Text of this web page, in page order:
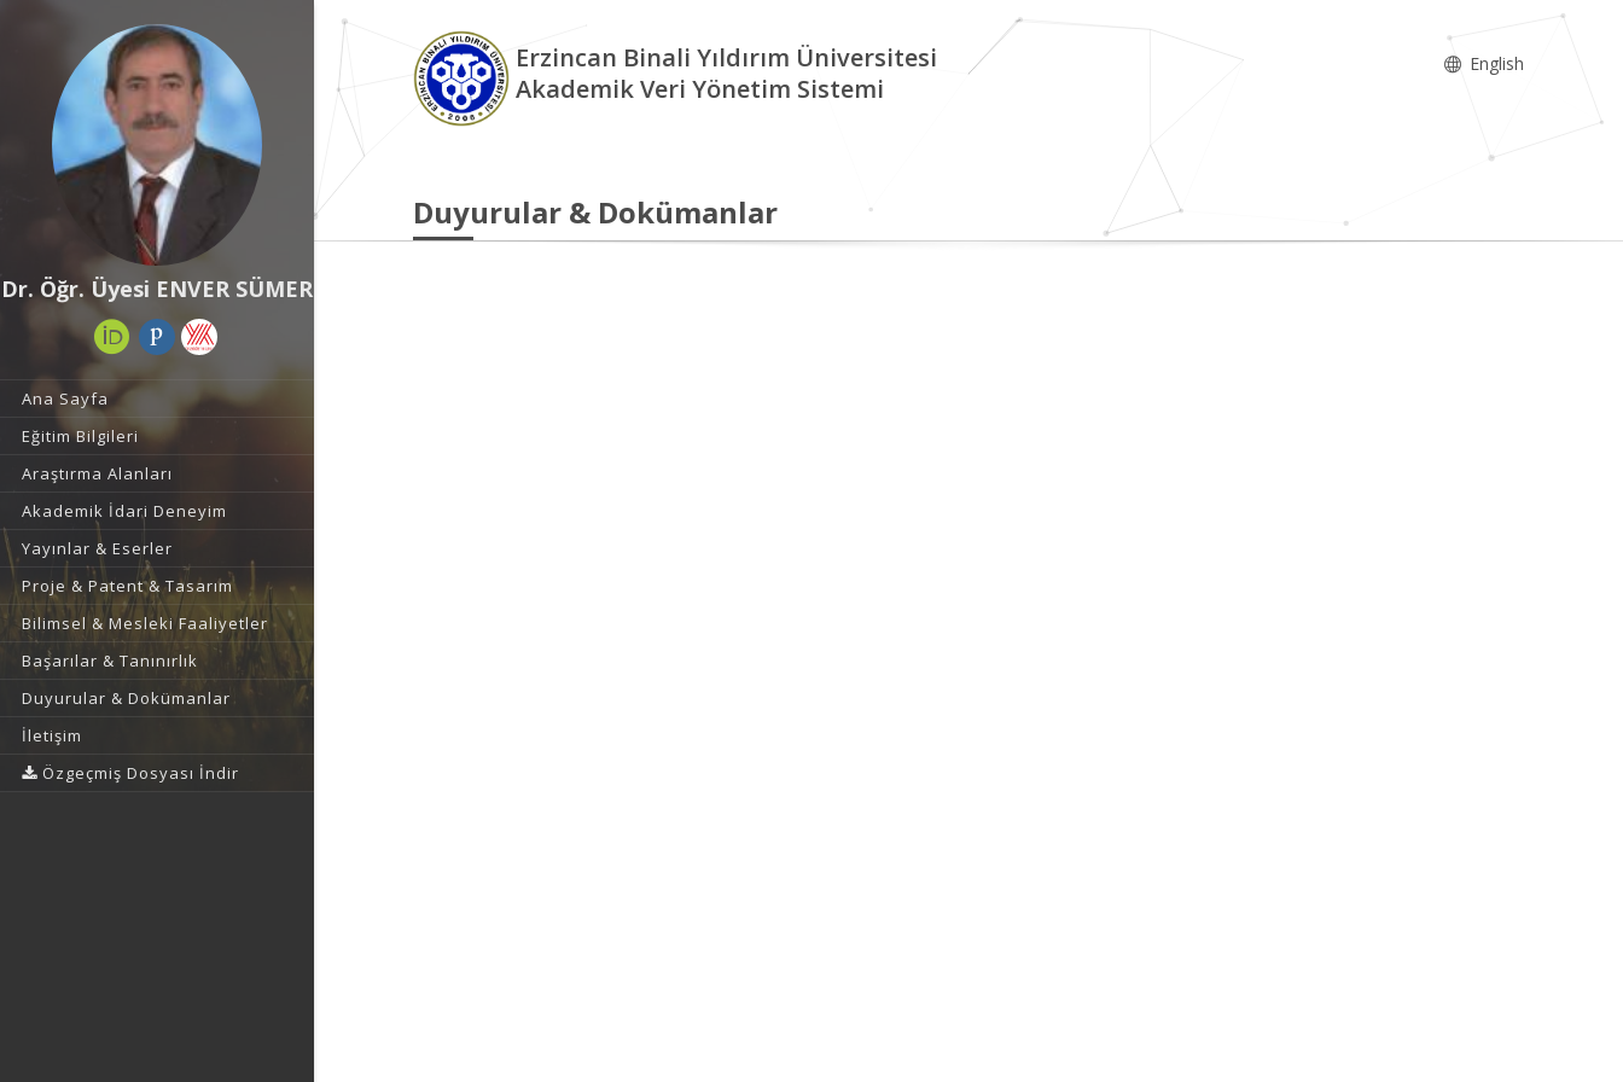
Dr. Öğr. Üyesi ENVER SÜMER
Ana Sayfa
Eğitim Bilgileri
Araştırma Alanları
Akademik İdari Deneyim
Yayınlar & Eserler
Proje & Patent & Tasarım
Bilimsel & Mesleki Faaliyetler
Başarılar & Tanınırlık
Duyurular & Dokümanlar
İletişim
Özgeçmiş Dosyası İndir
Erzincan Binali Yıldırım Üniversitesi
Akademik Veri Yönetim Sistemi
English
Duyurular & Dokümanlar